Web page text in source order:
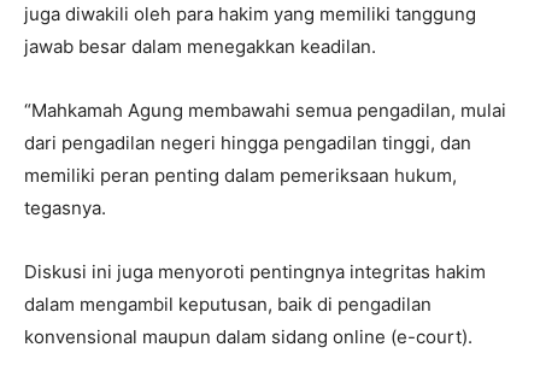
juga diwakili oleh para hakim yang memiliki tanggung
jawab besar dalam menegakkan keadilan.
“Mahkamah Agung membawahi semua pengadilan, mulai
dari pengadilan negeri hingga pengadilan tinggi, dan
memiliki peran penting dalam pemeriksaan hukum,
tegasnya.
Diskusi ini juga menyoroti pentingnya integritas hakim
dalam mengambil keputusan, baik di pengadilan
konvensional maupun dalam sidang online (e-court).